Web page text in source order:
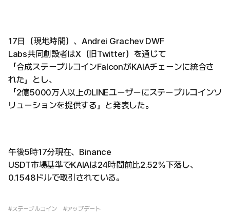
17日（現地時間）、Andrei Grachev DWF
Labs共同創設者はX（旧Twitter）を通じて
「合成ステーブルコインFalconがKAIAチェーンに統合さ
れた」とし、
「2億5000万人以上のLINEユーザーにステーブルコインソ
リューションを提供する」と発表した。
午後5時17分現在、Binance
USDT市場基準でKAIAは24時間前比2.52％下落し、
0.1548ドルで取引されている。
#ステーブルコイン #アップデート